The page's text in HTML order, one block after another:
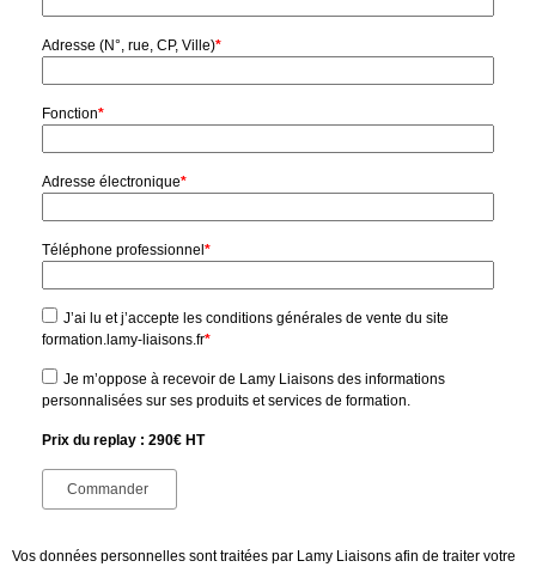
Adresse (N°, rue, CP, Ville)*
Fonction*
Adresse électronique*
Téléphone professionnel *
J’ai lu et j’accepte les conditions générales de vente du site
formation.lamy-liaisons.fr*
Je m’oppose à recevoir de Lamy Liaisons des informations
personnalisées sur ses produits et services de formation.
Prix du replay : 290€ HT
Vos données personnelles sont traitées par Lamy Liaisons afin de traiter votre